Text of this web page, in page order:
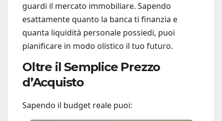
guardi il mercato immobiliare. Sapendo
esattamente quanto la banca ti finanzia e
quanta liquidità personale possiedi, puoi
pianificare in modo olistico il tuo futuro.
Oltre il Semplice Prezzo
d’Acquisto
Sapendo il budget reale puoi: